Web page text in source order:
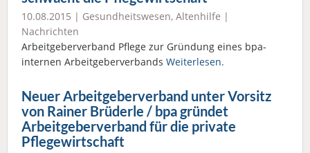
10.08.2015 | Gesundheitswesen, Altenhilfe |
Nachrichten
Arbeitgeberverband Pflege zur Gründung eines bpa-
internen Arbeitgeberverbands Weiterlesen.
Neuer Arbeitgeberverband unter Vorsitz
von Rainer Brüderle / bpa gründet
Arbeitgeberverband für die private
Pflegewirtschaft